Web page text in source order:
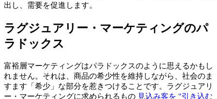
出し、需要を促進します。
ラグジュアリー・マーケティングのパ
ラドックス
富裕層マーケティングはパラドックスのように思えるかもし
れません。それは、商品の希少性を維持しながら、社会のま
すます「希少」な部分を惹きつけることです。ラグジュアリ
ー・マーケティングに求められるもの 見込み客を "引き込む